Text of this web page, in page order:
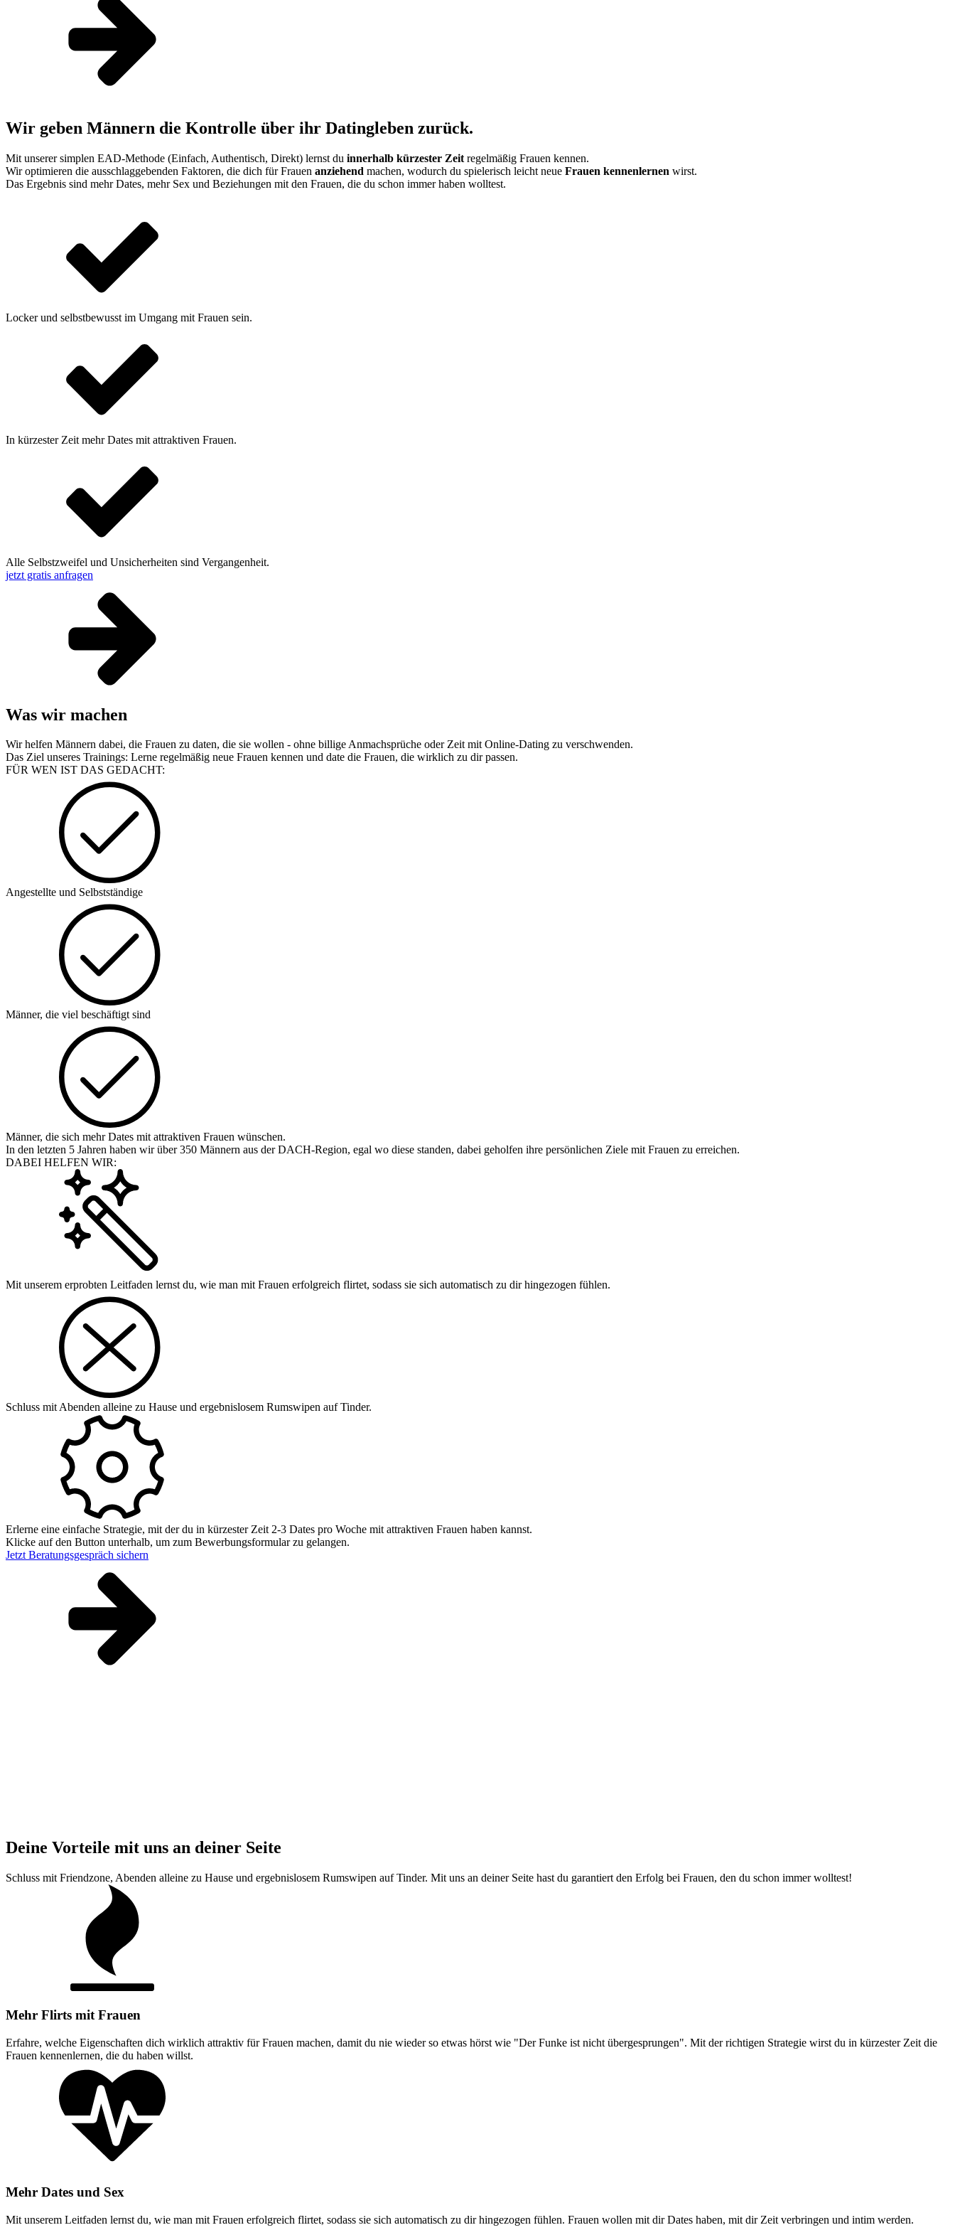
Wir geben Männern die Kontrolle über ihr Datingleben zurück.
Mit unserer simplen EAD-Methode (Einfach, Authentisch, Direkt) lernst du innerhalb kürzester Zeit regelmäßig Frauen kennen.
Wir optimieren die ausschlaggebenden Faktoren, die dich für Frauen anziehend machen, wodurch du spielerisch leicht neue Frauen kennenlernen wirst.
Das Ergebnis sind mehr Dates, mehr Sex und Beziehungen mit den Frauen, die du schon immer haben wolltest.
Locker und selbstbewusst im Umgang mit Frauen sein.
In kürzester Zeit mehr Dates mit attraktiven Frauen.
Alle Selbstzweifel und Unsicherheiten sind Vergangenheit.
jetzt gratis anfragen
Was wir machen
Wir helfen Männern dabei, die Frauen zu daten, die sie wollen - ohne billige Anmachsprüche oder Zeit mit Online-Dating zu verschwenden.
Das Ziel unseres Trainings: Lerne regelmäßig neue Frauen kennen und date die Frauen, die wirklich zu dir passen.
FÜR WEN IST DAS GEDACHT:
Angestellte und Selbstständige
Männer, die viel beschäftigt sind
Männer, die sich mehr Dates mit attraktiven Frauen wünschen.
In den letzten 5 Jahren haben wir über 350 Männern aus der DACH-Region, egal wo diese standen, dabei geholfen ihre persönlichen Ziele mit Frauen zu erreichen.
DABEI HELFEN WIR:
Mit unserem erprobten Leitfaden lernst du, wie man mit Frauen erfolgreich flirtet, sodass sie sich automatisch zu dir hingezogen fühlen.
Schluss mit Abenden alleine zu Hause und ergebnislosem Rumswipen auf Tinder.
Erlerne eine einfache Strategie, mit der du in kürzester Zeit 2-3 Dates pro Woche mit attraktiven Frauen haben kannst.
Klicke auf den Button unterhalb, um zum Bewerbungsformular zu gelangen.
Jetzt Beratungsgespräch sichern
Deine Vorteile mit uns an deiner Seite
Schluss mit Friendzone, Abenden alleine zu Hause und ergebnislosem Rumswipen auf Tinder. Mit uns an deiner Seite hast du garantiert den Erfolg bei Frauen, den du schon immer wolltest!
Mehr Flirts mit Frauen​
Erfahre, welche Eigenschaften dich wirklich attraktiv für Frauen machen, damit du nie wieder so etwas hörst wie "Der Funke ist nicht übergesprungen". Mit der richtigen Strategie wirst du in kürzester Zeit die
Frauen kennenlernen, die du haben willst.
Mehr Dates und Sex​
Mit unserem Leitfaden lernst du, wie man mit Frauen erfolgreich flirtet, sodass sie sich automatisch zu dir hingezogen fühlen. Frauen wollen mit dir Dates haben, mit dir Zeit verbringen und intim werden.